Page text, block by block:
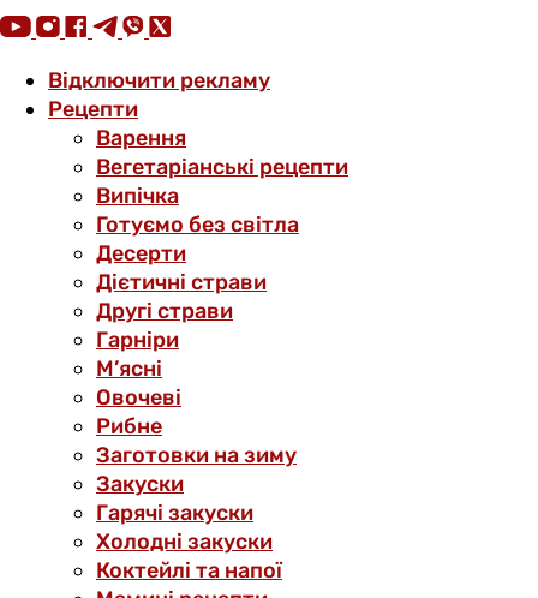
Відключити рекламу
Рецепти
Варення
Вегетаріанські рецепти
Випічка
Готуємо без світла
Десерти
Дієтичні страви
Другі страви
Гарніри
М’ясні
Овочеві
Рибне
Заготовки на зиму
Закуски
Гарячі закуски
Холодні закуски
Коктейлі та напої